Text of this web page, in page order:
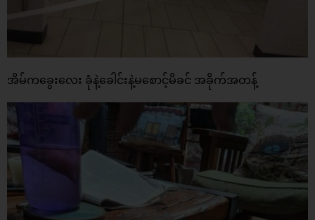
အိမ်ကခွေးလေး ခုံနဲ့ခေါင်းနဲ့မစောင့်မိခင် အခိုက်အတန့်